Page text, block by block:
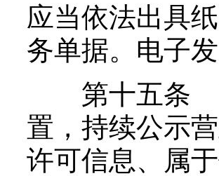
应当依法出具
务单据。电子
第十五条 电
置，持续公示
许可信息、属